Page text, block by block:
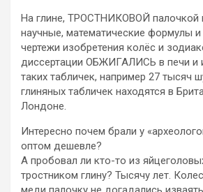
На глине, ТРОСТНИКОВОЙ палочкой
научные, математические формулы
чертежи изобретения колёс и
диссертации ОБЖИГАЛИСЬ в печи и
таких табличек, например 27 тысяч
глиняных табличек находятся в
Лондоне.
Интересно почем брали у
оптом дешевле?
А пробовал ли кто-то из
тростником глину? Тысячу лет.